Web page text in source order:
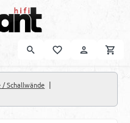
/ Schallwände |